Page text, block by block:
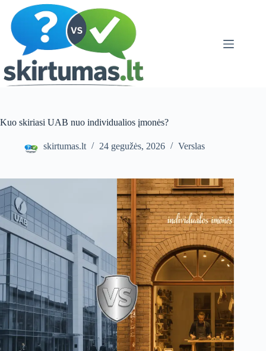
content
Kuo skiriasi UAB nuo individualios įmonės?
skirtumas.lt 24 gegužės, 2026 Verslas